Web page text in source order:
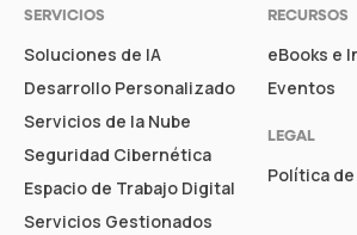
SERVICIOS
Soluciones de IA
Desarrollo Personalizado
Servicios de la Nube
Seguridad Cibernética
Espacio de Trabajo Digital
Servicios Gestionados
RECURSOS
eBooks e
Eventos
LEGAL
Política